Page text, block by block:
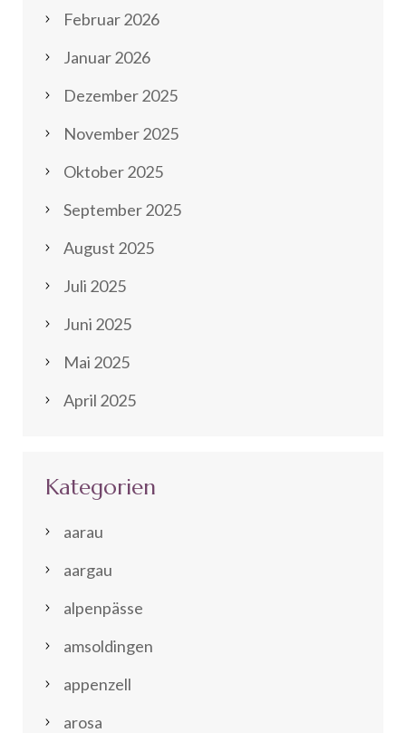
Februar 2026
Januar 2026
Dezember 2025
November 2025
Oktober 2025
September 2025
August 2025
Juli 2025
Juni 2025
Mai 2025
April 2025
Kategorien
aarau
aargau
alpenpässe
amsoldingen
appenzell
arosa